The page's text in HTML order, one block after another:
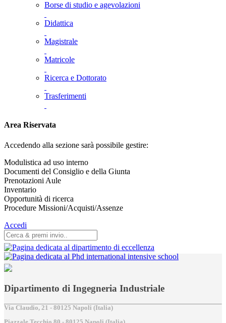
Borse di studio e agevolazioni
Didattica
Magistrale
Matricole
Ricerca e Dottorato
Trasferimenti
Area Riservata
Accedendo alla sezione sarà possibile gestire:
Modulistica ad uso interno
Documenti del Consiglio e della Giunta
Prenotazioni Aule
Inventario
Opportunità di ricerca
Procedure Missioni/Acquisti/Assenze
Accedi
Dipartimento di Ingegneria Industriale
Via Claudio, 21 - 80125 Napoli (Italia)